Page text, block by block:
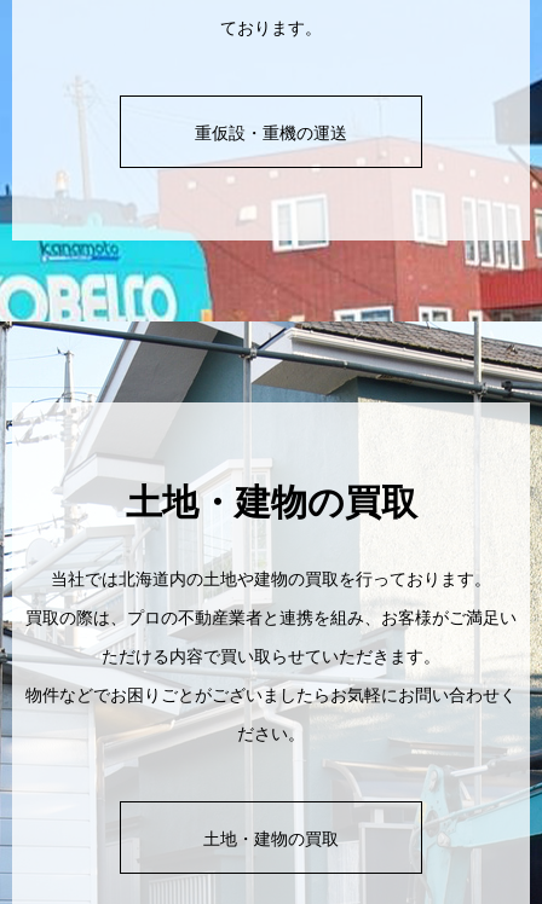
ております。
重仮設・重機の運送
土地・建物の買取
当社では北海道内の土地や建物の買取を行っております。
買取の際は、プロの不動産業者と連携を組み、お客様がご満足い
ただける内容で買い取らせていただきます。
物件などでお困りごとがございましたらお気軽にお問い合わせく
ださい。
土地・建物の買取